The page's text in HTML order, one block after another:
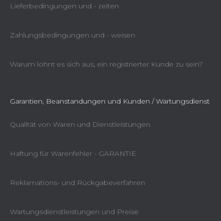
Lieferbedingungen und - zeiten
Zahlungsbedingungen und - weisen
Warum lohnt es sich aus, ein registrierter Kunde zu sein?
Garantien, Beanstandungen und Kunden / Wartungsdienst
Qualität von Waren und Dienstleistungen
Haftung für Warenfehler - GARANTIE
Reklamations- und Rückgabeverfahren
Wartungsdienstleistungen und Preise